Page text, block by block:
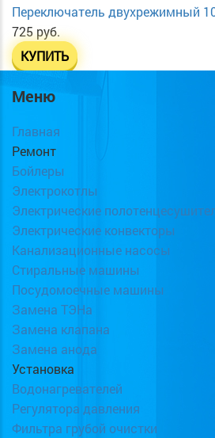
Переключатель двухрежимный
725 руб.
КУПИТЬ
Меню
Главная
Ремонт
Бойлеры
Электрокотлы
Электрические
Электрические конвекторы
Канализационные насосы
Стиральные машины
Посудомоечные машины
Замена ТЭНа
Замена клапана
Замена анода
Установка
Водонагревателей
Регулятора давления
Фильтра грубой очистки